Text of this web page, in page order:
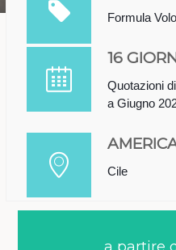
Formula
16
Quotazioni
a Giugno
Cile